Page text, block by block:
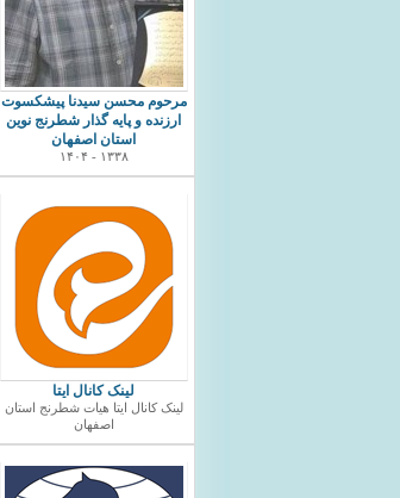
مرحوم محسن سیدنا پیشکسوت
ارزنده و پایه گذار شطرنج نوین
استان اصفهان
۱۳۳۸ - ۱۴۰۴
لینک کانال ایتا
لینک کانال ایتا هیات شطرنج استان
اصفهان